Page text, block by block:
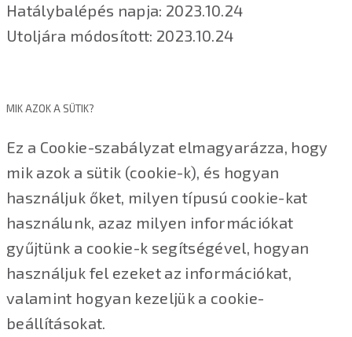
Hatálybalépés napja: 2023.10.24
Utoljára módosított: 2023.10.24
MIK AZOK A SÜTIK?
Ez a Cookie-szabályzat elmagyarázza, hogy
mik azok a sütik (cookie-k), és hogyan
használjuk őket, milyen típusú cookie-kat
használunk, azaz milyen információkat
gyűjtünk a cookie-k segítségével, hogyan
használjuk fel ezeket az információkat,
valamint hogyan kezeljük a cookie-
beállításokat.